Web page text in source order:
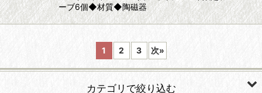
ーブ6個◆材質◆陶磁器
1 2 3 次»
カテゴリで絞り込む